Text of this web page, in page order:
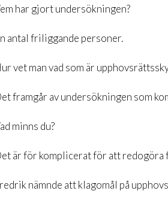
har gjort undersökningen?
antal friliggande personer.
vet man vad som är
framgår av undersökningen som
minns du?
är för komplicerat för att redogöra
nämnde att klagomål på